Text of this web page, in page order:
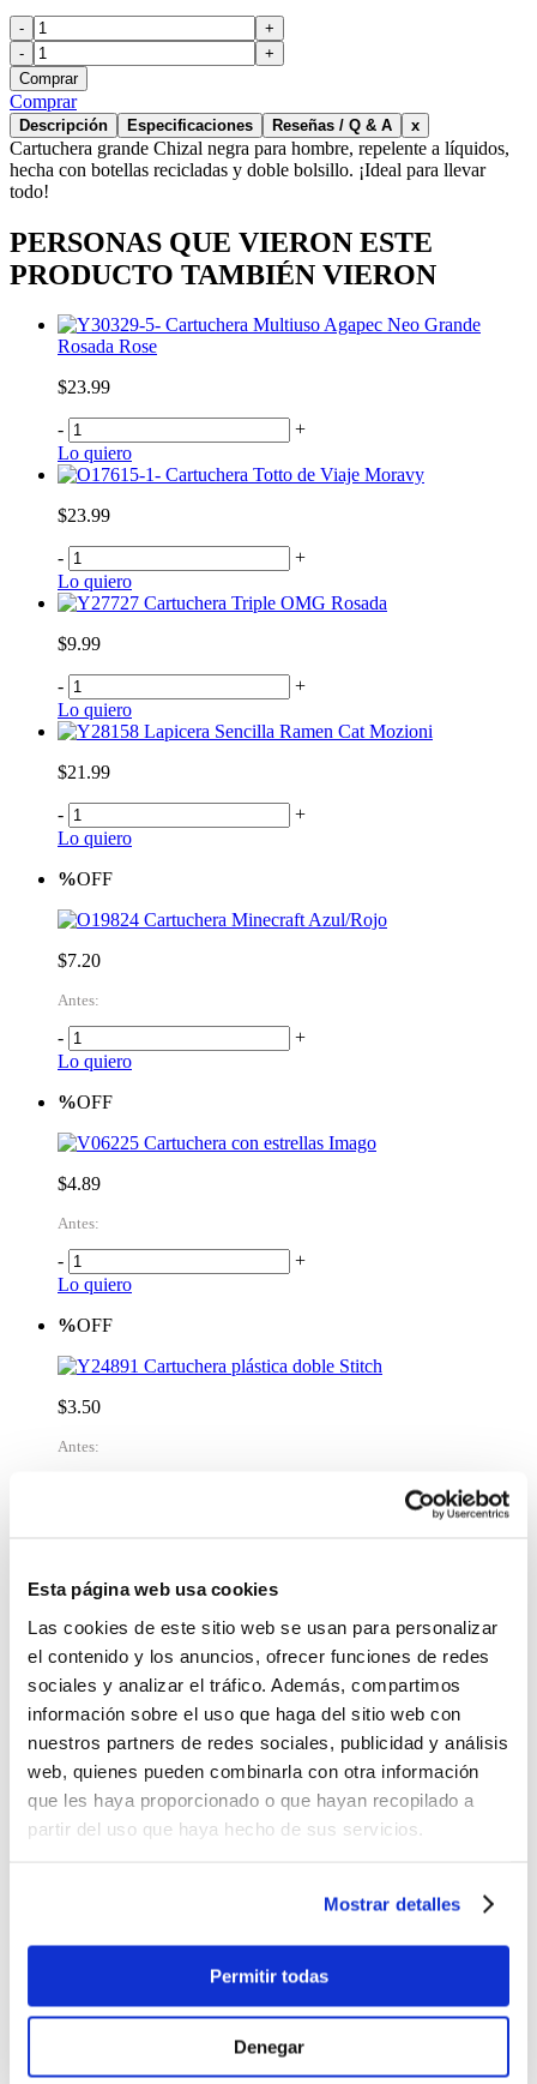
Esta página web usa cookies
Las cookies de este sitio web se usan para personalizar
el contenido y los anuncios, ofrecer funciones de redes
sociales y analizar el tráfico. Además, compartimos
información sobre el uso que haga del sitio web con
nuestros partners de redes sociales, publicidad y análisis
web, quienes pueden combinarla con otra información
que les haya proporcionado o que hayan recopilado a
partir del uso que haya hecho de sus servicios.
Mostrar detalles
Permitir todas
Denegar
-
+
-
+
Comprar
Comprar
Descripción Especificaciones Reseñas / Q & A x
Cartuchera grande Chizal negra para hombre, repelente a líquidos,
hecha con botellas recicladas y doble bolsillo. ¡Ideal para llevar
todo!
PERSONAS QUE VIERON ESTE
PRODUCTO TAMBIÉN VIERON
Cartuchera Multiuso Agapec Neo Grande
Rosada Rose
$23.99
-
+
Lo quiero
Cartuchera Totto de Viaje Moravy
$23.99
-
+
Lo quiero
Cartuchera Triple OMG Rosada
$9.99
-
+
Lo quiero
Lapicera Sencilla Ramen Cat Mozioni
$21.99
-
+
Lo quiero
%OFF
Cartuchera Minecraft Azul/Rojo
$7.20
Antes:
-
+
Lo quiero
%OFF
Cartuchera con estrellas Imago
$4.89
Antes:
-
+
Lo quiero
%OFF
Cartuchera plástica doble Stitch
$3.50
Antes:
Cartuchera plástica doble Spiderman
$3.50
-
+
Cartuchera multiusos infantil Totto sweety heart
$17.99
-
+
Multiuso
$21.99